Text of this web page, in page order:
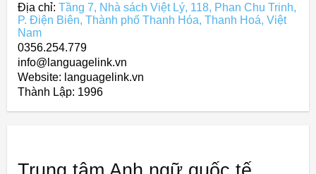
Địa chỉ: Tầng 7, Nhà sách Việt Lý, 118, Phan Chu Trinh,
P. Điện Biên, Thành phố Thanh Hóa, Thanh Hoá, Việt
Nam
0356.254.779
info@languagelink.vn
Website: languagelink.vn
Thành Lập: 1996